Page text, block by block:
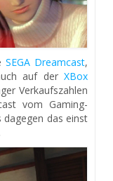
SEGA Dreamcast,
auf der XBox
Verkaufszahlen
vom Gaming-
dagegen das einst